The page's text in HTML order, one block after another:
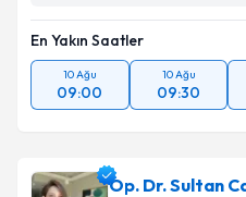
kapsamda
Takvim
En Yakın Saatler
10 Ağu
09:00
10 Ağu
09:30
Op. Dr. Sultan